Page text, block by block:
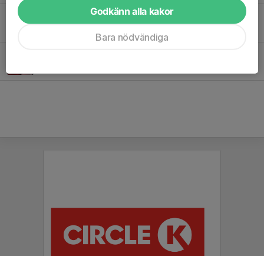
Senaste nytt från Pilgrimstrailen!
Godkänn alla kakor
Bara nödvändiga